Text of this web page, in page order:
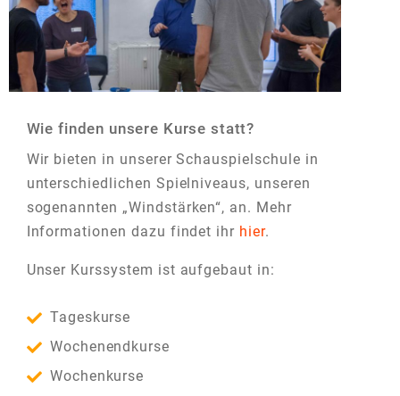
Wie finden unsere Kurse statt?
Wir bieten in unserer Schauspielschule in
unterschiedlichen Spielniveaus, unseren
sogenannten „Windstärken“, an. Mehr
Informationen dazu findet ihr hier.
Unser Kurssystem ist aufgebaut in:
Tageskurse
Wochenendkurse
Wochenkurse